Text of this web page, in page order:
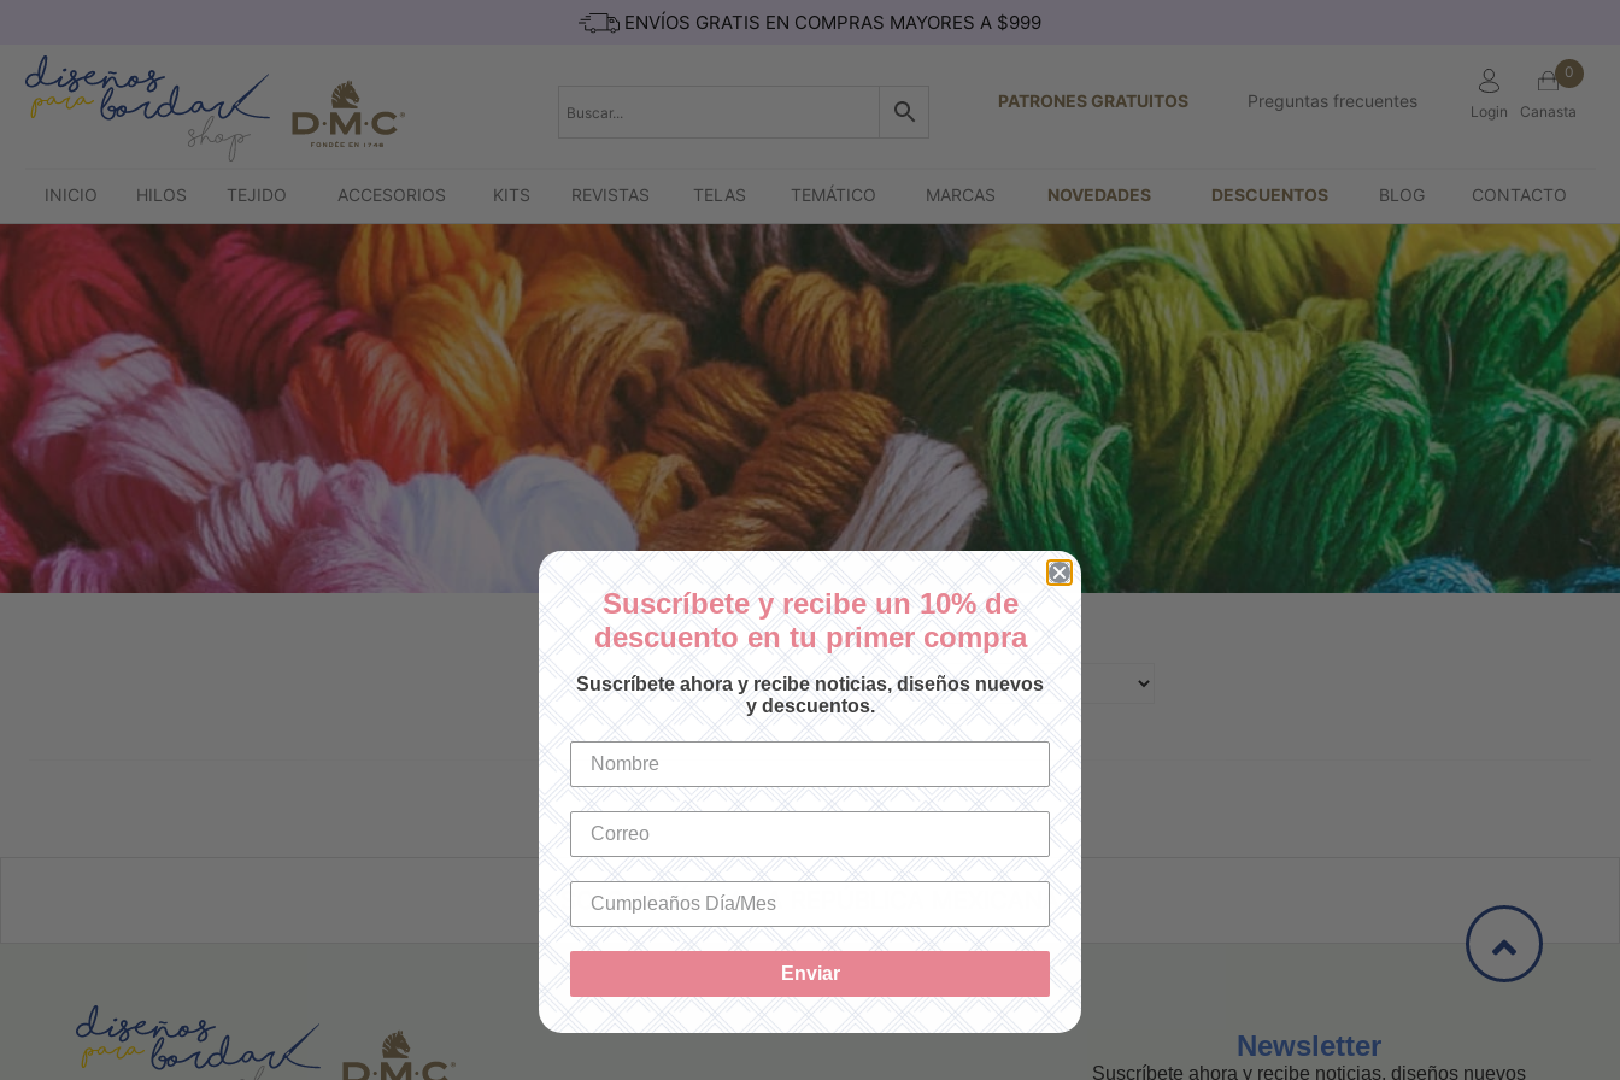
contenido
ENVÍOS GRATIS EN COMPRAS MAYORES A $999
PATRONES GRATUITOS Preguntas frecuentes
Login
0
Canasta
INICIO HILOS TEJIDO ACCESORIOS KITS REVISTAS TELAS TEMÁTICO MARCAS NOVEDADES DESCUENTOS BLOG CONTACTO
Ordenar por:
SOLO ENVÍOS A LA REPÚBLICA MEXICANA
Newsletter
Suscríbete ahora y recibe noticias, diseños nuevos
Suscríbete y recibe un 10% de
descuento en tu primer compra
Suscríbete ahora y recibe noticias, diseños nuevos
y descuentos.
Enviar